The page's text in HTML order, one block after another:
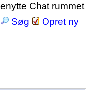
Chat rummet
Søg
Opret ny